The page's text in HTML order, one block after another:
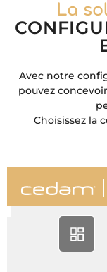
La
Avec notre
pouvez
Choisissez la